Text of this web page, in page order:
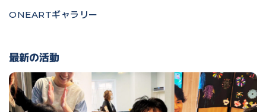
ONEARTギャラリー
最新の活動